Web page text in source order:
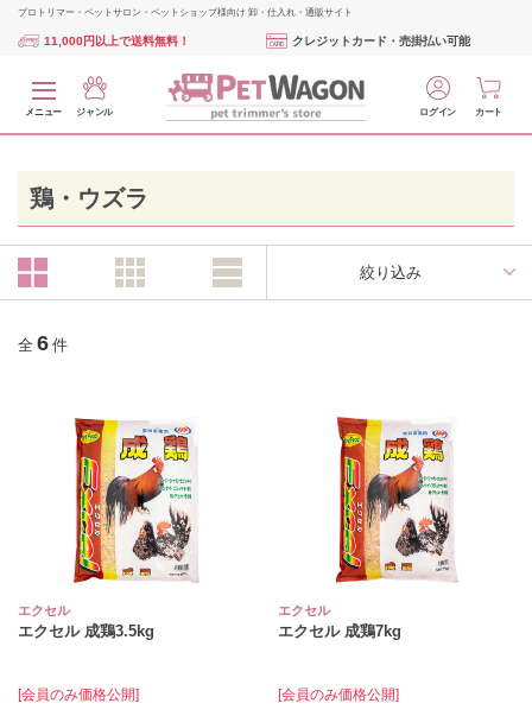
プロトリマー・ペットサロン・ペットショップ様向け 卸・仕入れ・通販サイト
11,000円以上で送料無料！ クレジットカード・売掛払い可能
メニュー ジャンル ログイン カート
鶏・ウズラ
絞り込み
全 6 件
エクセル
エクセル 成鶏3.5kg
[会員のみ価格公開]
エクセル
エクセル 成鶏7kg
[会員のみ価格公開]